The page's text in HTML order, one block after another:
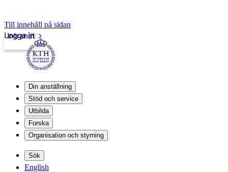
Till innehåll på sidan
Intranät
Logga in
Din anställning
Stöd och service
Utbilda
Forska
Organisation och styrning
Sök
English